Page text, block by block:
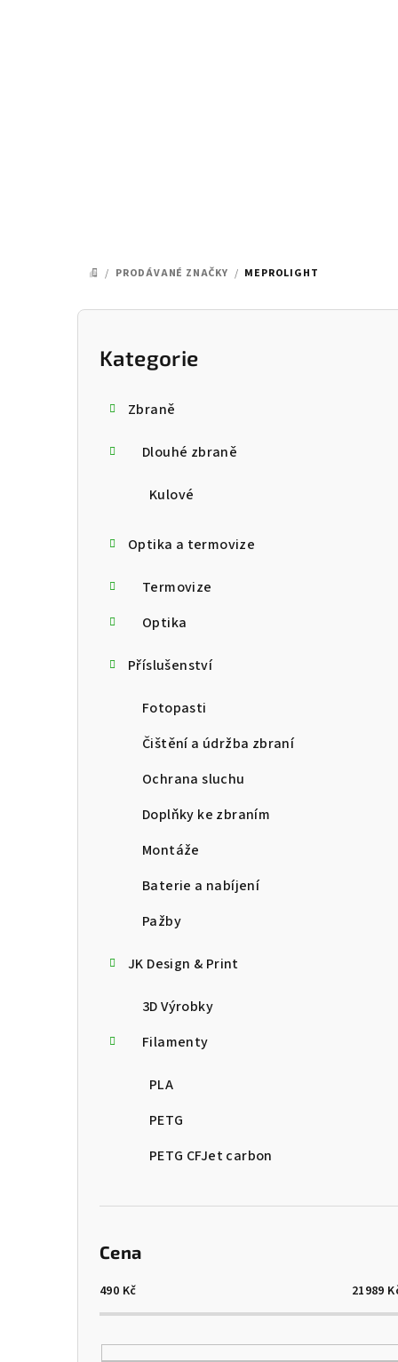
DOMŮ
/ PRODÁVANÉ ZNAČKY / MEPROLIGHT
P
Přeskočit
kategorie
Kategorie
Zbraně
Dlouhé zbraně
Kulové
Optika a termovize
Termovize
Optika
Příslušenství
Fotopasti
Čištění a údržba zbraní
Ochrana sluchu
Doplňky ke zbraním
Montáže
Baterie a nabíjení
Pažby
JK Design & Print
3D Výrobky
Filamenty
PLA
PETG
PETG CFJet carbon
Cena
490 Kč 21989